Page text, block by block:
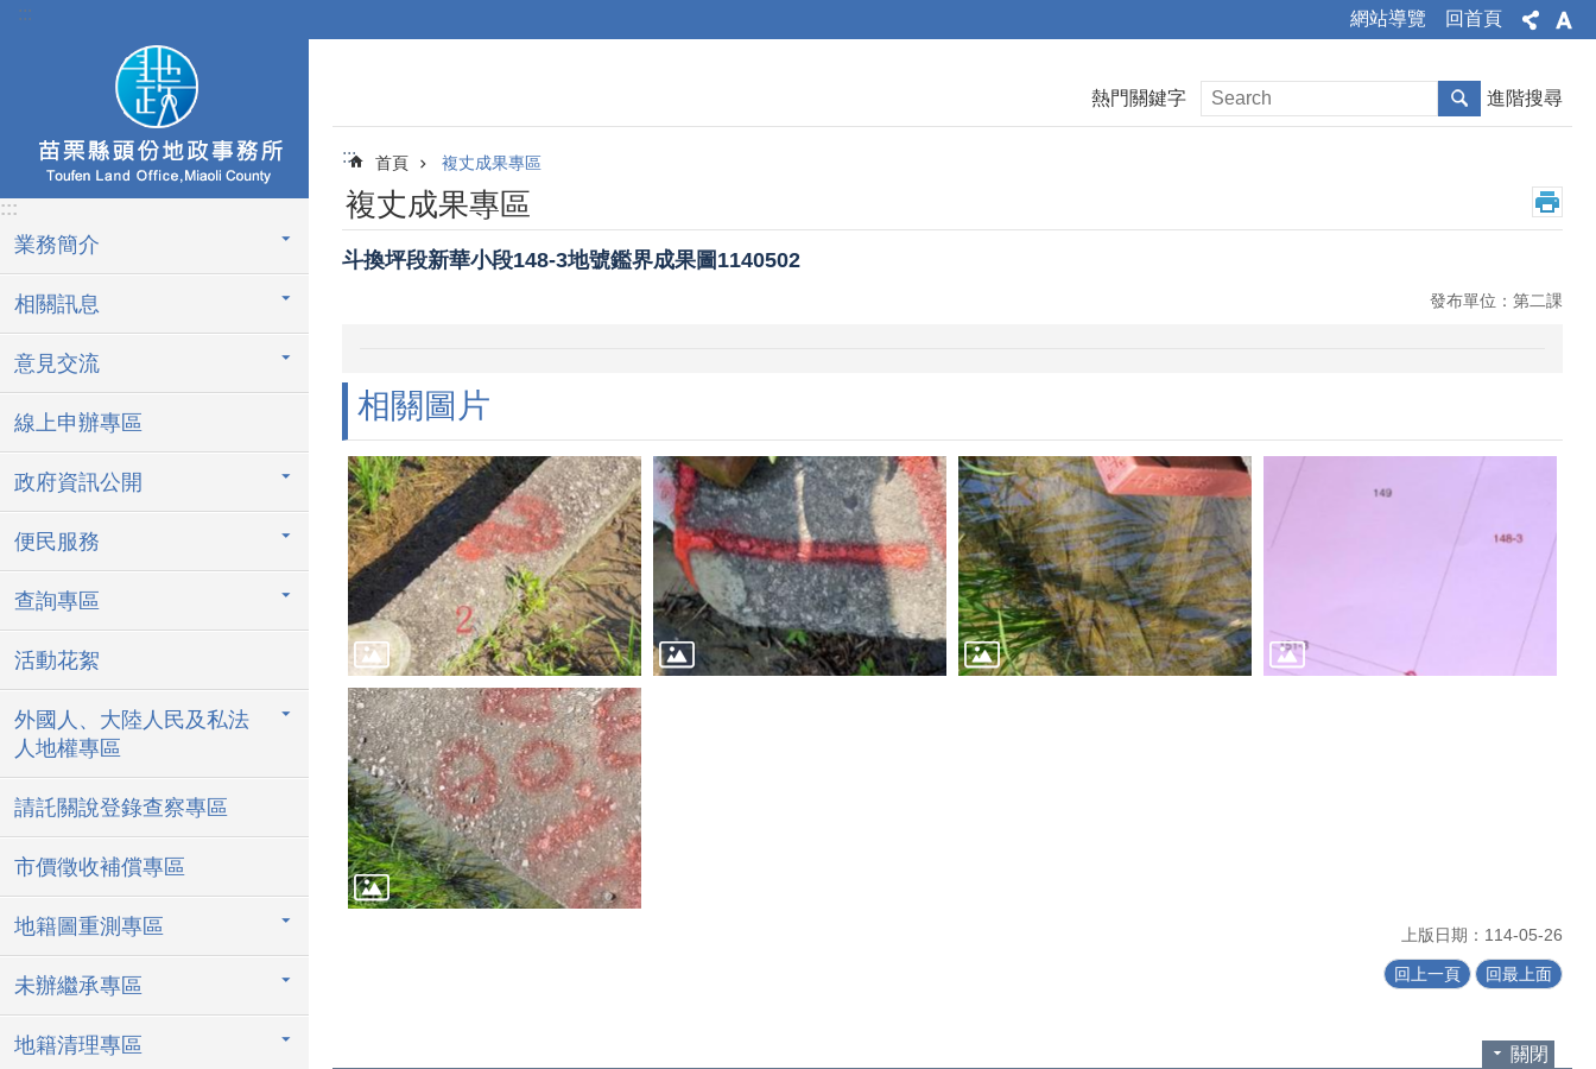
跳到主要內容區塊
::: 網站導覽 回首頁
:::
業務簡介
相關訊息
意見交流
線上申辦專區
政府資訊公開
便民服務
查詢專區
活動花絮
外國人、大陸人民及私法
人地權專區
請託關說登錄查察專區
市價徵收補償專區
地籍圖重測專區
未辦繼承專區
地籍清理專區
熱門關鍵字 進階搜尋
::: 首頁 複丈成果專區
複丈成果專區
斗換坪段新華小段148-3地號鑑界成果圖1140502
發布單位：第二課
相關圖片
上版日期：114-05-26
回上一頁 回最上面
關閉